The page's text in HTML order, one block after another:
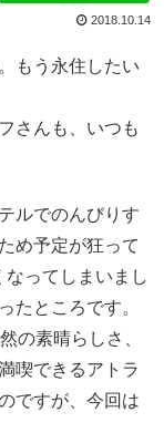
2018.10.14
もう永住したい
さんも、いつも
ルでのんびりす
め予定が狂って
なってしまいまし
たところです。
の素晴らしさ、
喫できるアトラ
ですが、今回は